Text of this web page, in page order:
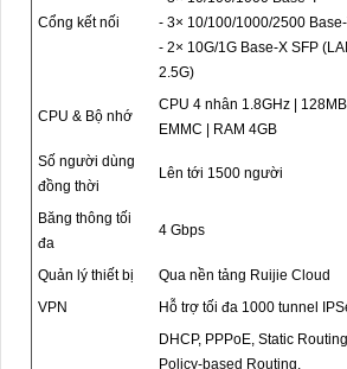
Cổng kết nối
- 3× 10/100/1000/2500
- 2× 10G/1G Base-X SFP
2.5G)
CPU & Bộ nhớ
CPU 4 nhân 1.8GHz |
EMMC | RAM 4GB
Số người dùng
đồng thời
Lên tới 1500 người
Băng thông tối
đa
4 Gbps
Quản lý thiết bị
Qua nền tảng Ruijie Cloud
VPN
Hỗ trợ tối đa 1000 tunnel
DHCP, PPPoE, Static
Policy-based Routing,